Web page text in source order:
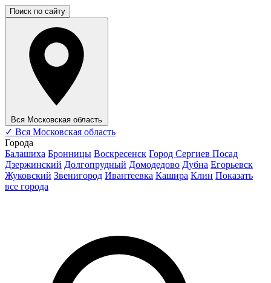
Поиск по сайту
Вся Московская область
✓ Вся Московская область
Города
Балашиха Бронницы Воскресенск Город Сергиев Посад
Дзержинский Долгопрудный Домодедово Дубна Егорьевск
Жуковский Звенигород Ивантеевка Кашира Клин Показать
все города